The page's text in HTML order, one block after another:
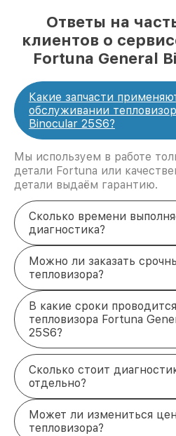
Ответы на
клиентов о
Fortuna General
Какие запчасти
обслуживании
Binocular 25S6?
Мы используем в работе
детали Fortuna или
детали выдаём гарантию.
Сколько времени
диагностика?
Можно ли заказать
тепловизора?
В какие сроки
тепловизора Fortuna
25S6?
Сколько стоит
отдельно?
Может ли измениться
тепловизора?